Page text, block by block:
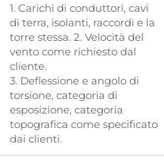
1. Carichi di conduttori, cavi
di terra, isolanti, raccordi e la
torre stessa. 2. Velocità del
vento come richiesto dal
cliente.
3. Deflessione e angolo di
torsione, categoria di
esposizione, categoria
topografica come specificato
dai clienti.